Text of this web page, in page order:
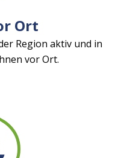
Ort
Region aktiv und in
vor Ort.